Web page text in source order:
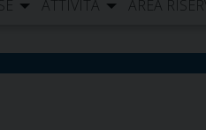
ATTIVITÀ AREA